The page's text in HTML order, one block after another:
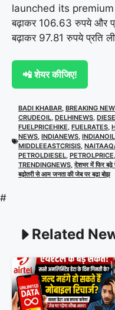
launched its
बढ़ाकर 106.63 रुपये और
बढ़ाकर 97.81 रुपये प्रति
📲 शेयर कीजिए!
BADI KHABAR, BREAKING
CRUDEOIL, DELHINEWS,
FUELPRICEHIKE, FUELRATES,
NEWS, INDIANEWS, INDIANOIL
MIDDLEEASTCRISIS,
PETROLDIESEL, PETROLPRICE,
TRENDINGNEWS,देशभर में फिर बढ़े
बढ़ोतरी से आम जनता की जेब पर बढ़ा बोझ
#
Related